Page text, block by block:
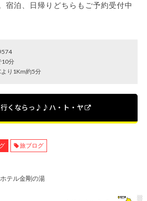
宿泊、日帰りどちらもご予約受付中
574
10分
り1Km約5分
くならっ♪♪ハ・ト・ヤ
旅ブログ
テル金剛の湯